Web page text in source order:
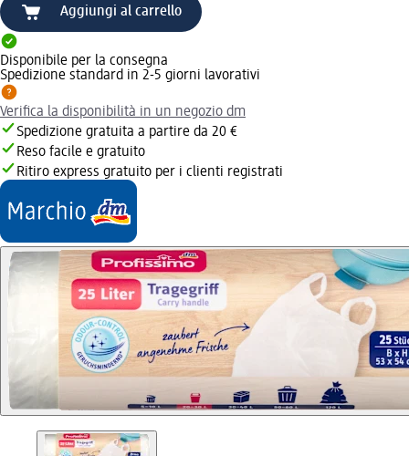
Aggiungi al carrello
Disponibile per la consegna
Spedizione standard in 2-5 giorni lavorativi
Verifica la disponibilità in un negozio dm
Spedizione gratuita a partire da 20 €
Reso facile e gratuito
Ritiro express gratuito per i clienti registrati